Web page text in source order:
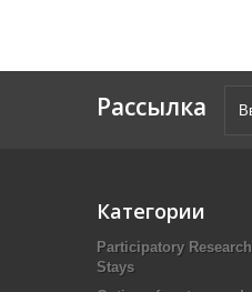
Рассылка
Категории
Participatory Research
Stays